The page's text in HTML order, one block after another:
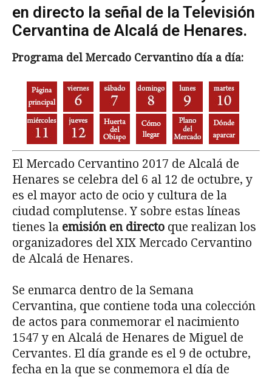
en directo la señal de la Televisión
Cervantina de Alcalá de Henares.
Programa del Mercado Cervantino día a día:
El Mercado Cervantino 2017 de Alcalá de
Henares se celebra del 6 al 12 de octubre, y
es el mayor acto de ocio y cultura de la
ciudad complutense. Y sobre estas líneas
tienes la emisión en directo que realizan los
organizadores del XIX Mercado Cervantino
de Alcalá de Henares.
Se enmarca dentro de la Semana
Cervantina, que contiene toda una colección
de actos para conmemorar el nacimiento
1547 y en Alcalá de Henares de Miguel de
Cervantes. El día grande es el 9 de octubre,
fecha en la que se conmemora el día de